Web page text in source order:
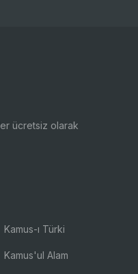
ücretsiz olarak
Kamus-ı Türki
Kamus'ul Alam